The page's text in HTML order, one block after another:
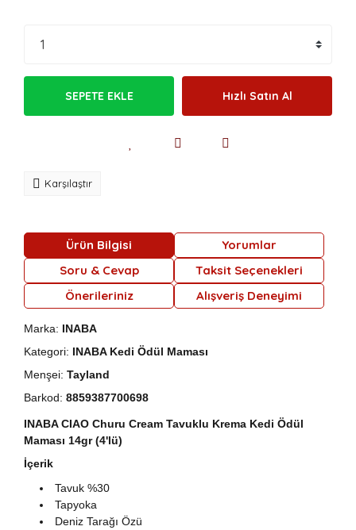
SEPETE EKLE Hızlı Satın Al
Karşılaştır
Ürün Bilgisi
Yorumlar
Soru & Cevap
Taksit Seçenekleri
Önerileriniz
Alışveriş Deneyimi
Marka: INABA
Kategori: INABA Kedi Ödül Maması
Menşei: Tayland
Barkod: 8859387700698
INABA CIAO Churu Cream Tavuklu Krema Kedi Ödül
Maması 14gr (4'lü)
İçerik
Tavuk %30
Tapyoka
Deniz Tarağı Özü